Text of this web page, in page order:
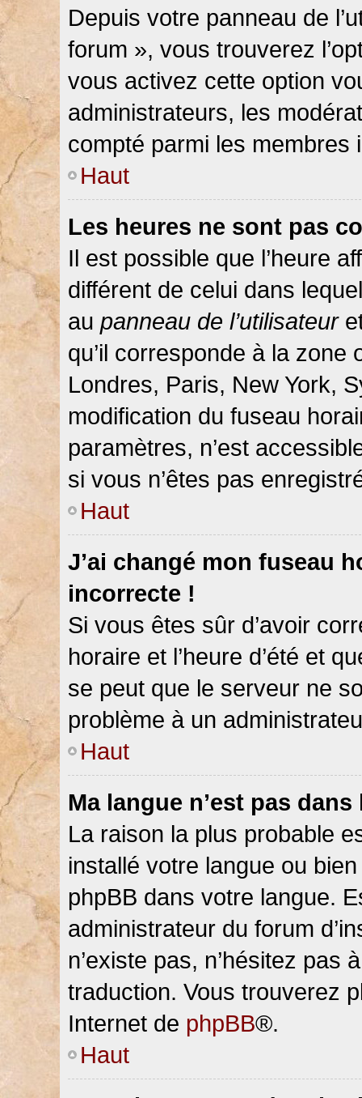
Depuis votre panneau de
forum », vous trouverez
vous activez cette option
administrateurs, les
compté parmi les membres
Haut
Les heures ne sont pas
Il est possible que l’heure
différent de celui dans
au panneau de l’utilisateur
qu’il corresponde à la
Londres, Paris, New York,
modification du fuseau
paramètres, n’est
si vous n’êtes pas
Haut
J’ai changé mon fuseau
incorrecte !
Si vous êtes sûr d’avoir
horaire et l’heure d’été et
se peut que le serveur ne
problème à un
Haut
Ma langue n’est pas
La raison la plus probable
installé votre langue ou
phpBB dans votre langue.
administrateur du forum
n’existe pas, n’hésitez pas
traduction. Vous trouverez
Internet de phpBB®.
Haut